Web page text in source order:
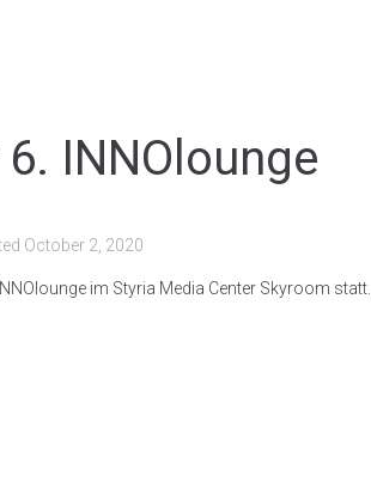
INNOlounge
October 2, 2020
im Styria Media Center Skyroom statt.